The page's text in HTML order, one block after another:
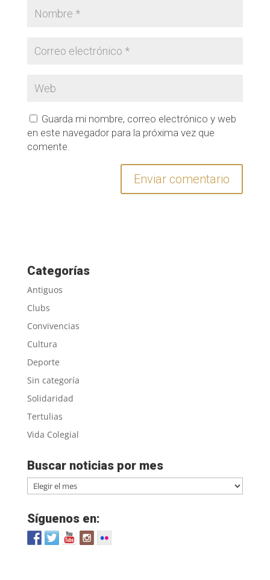
Guarda mi nombre, correo electrónico y web
en este navegador para la próxima vez que
comente.
Categorías
Antiguos
Clubs
Convivencias
Cultura
Deporte
Sin categoría
Solidaridad
Tertulias
Vida Colegial
Buscar noticias por mes
Buscar
noticias
por
mes
Síguenos en: